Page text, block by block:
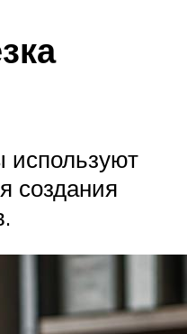
используют
создания